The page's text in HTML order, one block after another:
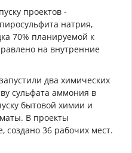
проектов -
натрия,
70% планируемой к
на внутренние
два химических
сульфата аммония в
бытовой химии и
В проекты
создано 36 рабочих мест.